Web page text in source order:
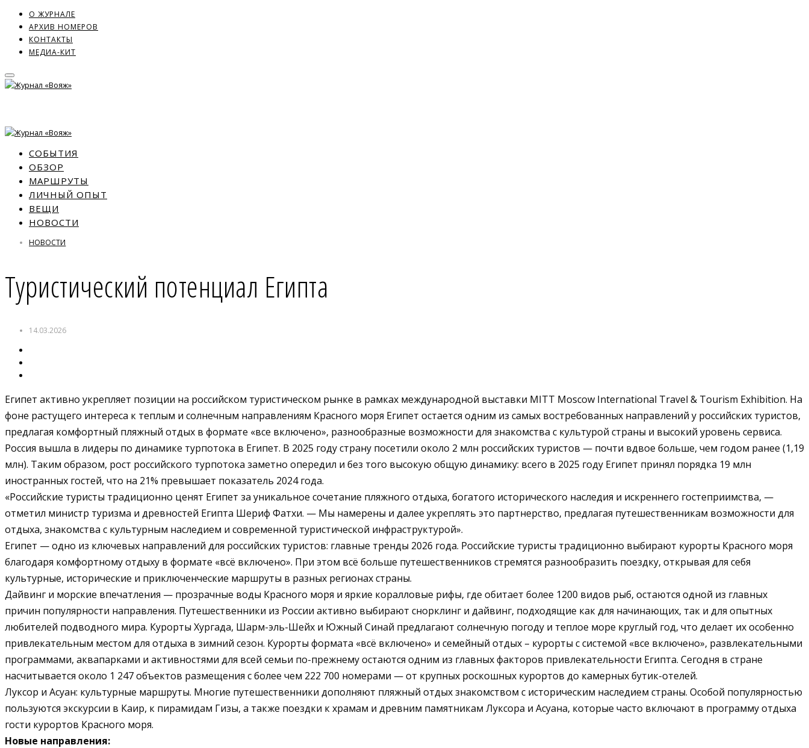
О ЖУРНАЛЕ
АРХИВ НОМЕРОВ
КОНТАКТЫ
МЕДИА-КИТ
СОБЫТИЯ
ОБЗОР
МАРШРУТЫ
ЛИЧНЫЙ ОПЫТ
ВЕЩИ
НОВОСТИ
НОВОСТИ
Туристический потенциал Египта
14.03.2026
Египет активно укрепляет позиции на российском туристическом рынке в рамках международной выставки MITT Moscow International Travel & Tourism Exhibition. На
фоне растущего интереса к теплым и солнечным направлениям Красного моря Египет остается одним из самых востребованных направлений у российских туристов,
предлагая комфортный пляжный отдых в формате «все включено», разнообразные возможности для знакомства с культурой страны и высокий уровень сервиса.
Россия вышла в лидеры по динамике турпотока в Египет. В 2025 году страну посетили около 2 млн российских туристов — почти вдвое больше, чем годом ранее (1,19
млн). Таким образом, рост российского турпотока заметно опередил и без того высокую общую динамику: всего в 2025 году Египет принял порядка 19 млн
иностранных гостей, что на 21% превышает показатель 2024 года.
«Российские туристы традиционно ценят Египет за уникальное сочетание пляжного отдыха, богатого исторического наследия и искреннего гостеприимства, —
отметил министр туризма и древностей Египта Шериф Фатхи. — Мы намерены и далее укреплять это партнерство, предлагая путешественникам возможности для
отдыха, знакомства с культурным наследием и современной туристической инфраструктурой».
Египет — одно из ключевых направлений для российских туристов: главные тренды 2026 года. Российские туристы традиционно выбирают курорты Красного моря
благодаря комфортному отдыху в формате «всё включено». При этом всё больше путешественников стремятся разнообразить поездку, открывая для себя
культурные, исторические и приключенческие маршруты в разных регионах страны.
Дайвинг и морские впечатления — прозрачные воды Красного моря и яркие коралловые рифы, где обитает более 1200 видов рыб, остаются одной из главных
причин популярности направления. Путешественники из России активно выбирают снорклинг и дайвинг, подходящие как для начинающих, так и для опытных
любителей подводного мира. Курорты Хургада, Шарм-эль-Шейх и Южный Синай предлагают солнечную погоду и теплое море круглый год, что делает их особенно
привлекательным местом для отдыха в зимний сезон. Курорты формата «всё включено» и семейный отдых – курорты с системой «все включено», развлекательными
программами, аквапарками и активностями для всей семьи по-прежнему остаются одним из главных факторов привлекательности Египта. Сегодня в стране
насчитывается около 1 247 объектов размещения с более чем 222 700 номерами — от крупных роскошных курортов до камерных бутик-отелей.
Луксор и Асуан: культурные маршруты. Многие путешественники дополняют пляжный отдых знакомством с историческим наследием страны. Особой популярностью
пользуются экскурсии в Каир, к пирамидам Гизы, а также поездки к храмам и древним памятникам Луксора и Асуана, которые часто включают в программу отдыха
гости курортов Красного моря.
Новые направления: